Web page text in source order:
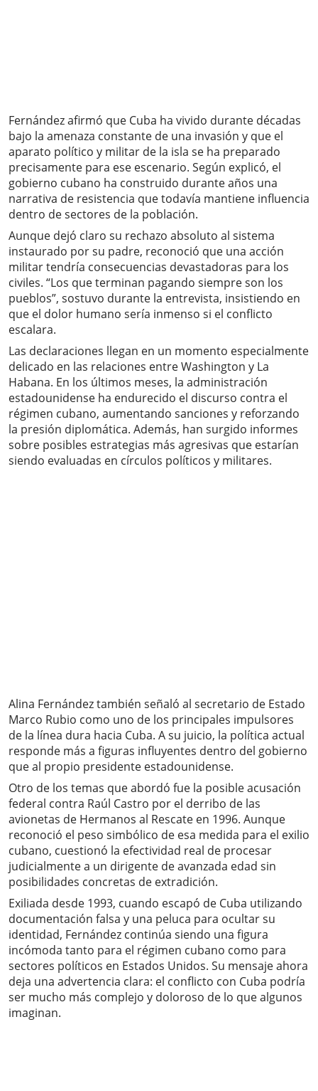
Fernández afirmó que Cuba ha vivido durante décadas
bajo la amenaza constante de una invasión y que el
aparato político y militar de la isla se ha preparado
precisamente para ese escenario. Según explicó, el
gobierno cubano ha construido durante años una
narrativa de resistencia que todavía mantiene influencia
dentro de sectores de la población.
Aunque dejó claro su rechazo absoluto al sistema
instaurado por su padre, reconoció que una acción
militar tendría consecuencias devastadoras para los
civiles. “Los que terminan pagando siempre son los
pueblos”, sostuvo durante la entrevista, insistiendo en
que el dolor humano sería inmenso si el conflicto
escalara.
Las declaraciones llegan en un momento especialmente
delicado en las relaciones entre Washington y La
Habana. En los últimos meses, la administración
estadounidense ha endurecido el discurso contra el
régimen cubano, aumentando sanciones y reforzando
la presión diplomática. Además, han surgido informes
sobre posibles estrategias más agresivas que estarían
siendo evaluadas en círculos políticos y militares.
Alina Fernández también señaló al secretario de Estado
Marco Rubio como uno de los principales impulsores
de la línea dura hacia Cuba. A su juicio, la política actual
responde más a figuras influyentes dentro del gobierno
que al propio presidente estadounidense.
Otro de los temas que abordó fue la posible acusación
federal contra Raúl Castro por el derribo de las
avionetas de Hermanos al Rescate en 1996. Aunque
reconoció el peso simbólico de esa medida para el exilio
cubano, cuestionó la efectividad real de procesar
judicialmente a un dirigente de avanzada edad sin
posibilidades concretas de extradición.
Exiliada desde 1993, cuando escapó de Cuba utilizando
documentación falsa y una peluca para ocultar su
identidad, Fernández continúa siendo una figura
incómoda tanto para el régimen cubano como para
sectores políticos en Estados Unidos. Su mensaje ahora
deja una advertencia clara: el conflicto con Cuba podría
ser mucho más complejo y doloroso de lo que algunos
imaginan.